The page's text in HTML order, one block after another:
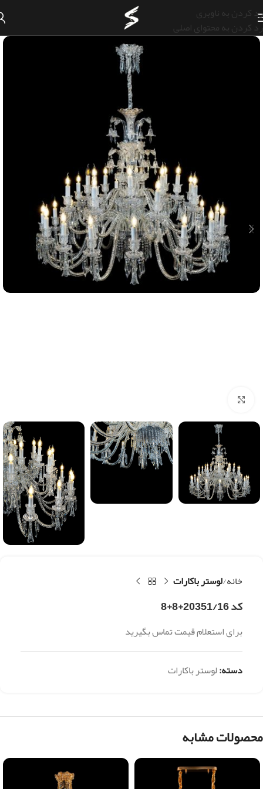
رد کردن به ناوبری
رد کردن به محتوای اصلی
خانه لوستر باکارات
کد 20351/16+8+8
برای استعلام قیمت تماس بگیرید
دسته:لوستر باکارات
محصولات مشابه